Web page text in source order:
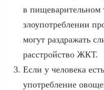
в пищеварительном
злоупотреблении
могут раздражать
расстройство ЖКТ.
Если у человека
употребление